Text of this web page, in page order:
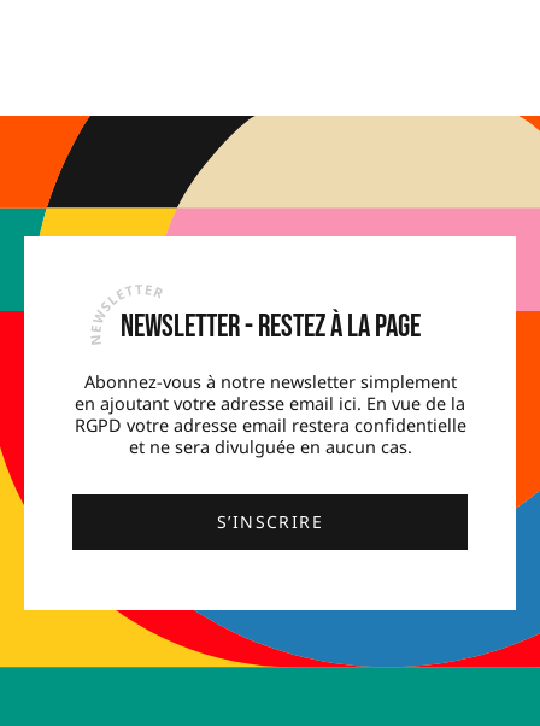
Newsletter - Restez à la page
Abonnez-vous à notre newsletter simplement
en ajoutant votre adresse email ici. En vue de la
RGPD votre adresse email restera confidentielle
et ne sera divulguée en aucun cas.
S’INSCRIRE